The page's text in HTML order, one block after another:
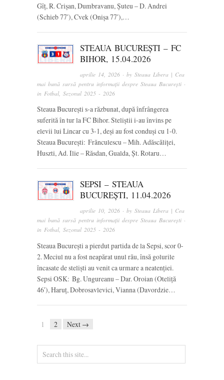
Gîț, R. Crișan, Dumbravanu, Șuteu – D. Andrei
(Schieb 77′), Cvek (Onișa 77′),…
STEAUA BUCUREȘTI – FC
BIHOR, 15.04.2026
aprilie 14, 2026 · bySteaua Libera | Cea
mai bună sursă pentru informații despre Steaua București ·
in Fotbal Sezonul 2025 - 2026
Steaua București s-a răzbunat, după înfrângerea
suferită în tur la FC Bihor. Steliștii i-au învins pe
elevii lui Lincar cu 3-1, deși au fost conduși cu 1-0.
Steaua București: Frănculescu – Mih. Adăscăliței,
Huszti, Ad. Ilie – Răsdan, Gualda, Șt. Rotaru…
SEPSI – STEAUA
BUCUREȘTI, 11.04.2026
aprilie 10, 2026 · bySteaua Libera | Cea
mai bună sursă pentru informații despre Steaua București ·
in Fotbal, Sezonul 2025 - 2026
Steaua București a pierdut partida de la Sepsi, scor 0-
2. Meciul nu a fost neapărat unul rău, însă golurile
încasate de steliști au venit ca urmare a neatenției.
Sepsi OSK: Bg. Ungureanu – Dar. Oroian (Oteliță
46′), Haruț, Dobrosavlevici, Vianna (Davordzie…
1 2 Next →